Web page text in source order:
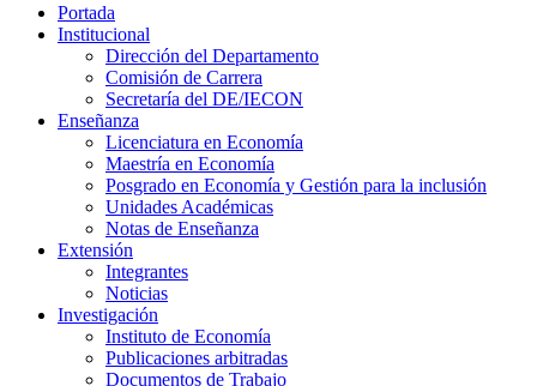
Portada
Institucional
Dirección del Departamento
Comisión de Carrera
Secretaría del DE/IECON
Enseñanza
Licenciatura en Economía
Maestría en Economía
Posgrado en Economía y Gestión para la inclusión
Unidades Académicas
Notas de Enseñanza
Extensión
Integrantes
Noticias
Investigación
Instituto de Economía
Publicaciones arbitradas
Documentos de Trabajo